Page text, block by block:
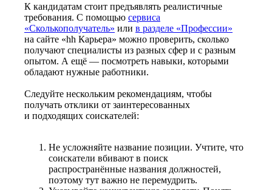
К кандидатам стоит предъявлять реалистичные
требования. С помощью сервиса
«Сколькополучатель» или в разделе «Профессии»
на сайте «hh Карьера» можно проверить, сколько
получают специалисты из разных сфер и с разным
опытом. А ещё — посмотреть навыки, которыми
обладают нужные работники.
Следуйте нескольким рекомендациям, чтобы
получать отклики от заинтересованных
и подходящих соискателей:
Не усложняйте название позиции. Учтите, что
соискатели вбивают в поиск
распространённые названия должностей,
поэтому тут важно не перемудрить.